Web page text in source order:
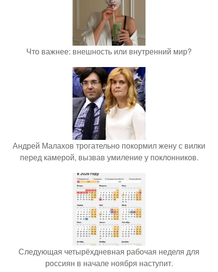
Что важнее: внешность или внутренний мир?
Андрей Малахов трогательно покормил жену с вилки
перед камерой, вызвав умиление у поклонников.
Следующая четырёхдневная рабочая неделя для
россиян в начале ноября наступит.